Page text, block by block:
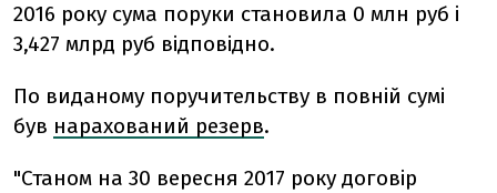
2016 року сума поруки становила 0 млн руб і
3,427 млрд руб відповідно.
По виданому поручительству в повній сумі
був нарахований резерв.
"Станом на 30 вересня 2017 року договір